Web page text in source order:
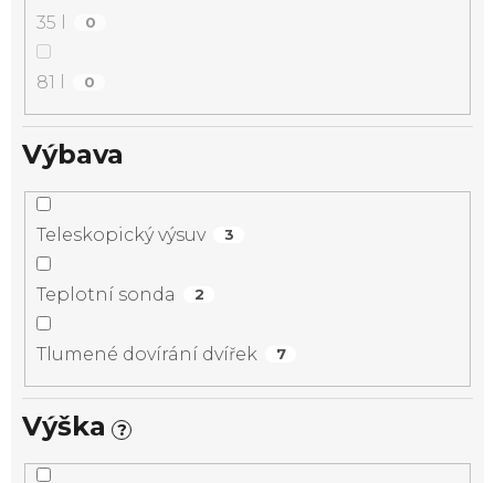
35 l 0
81 l 0
Výbava
Teleskopický výsuv 3
Teplotní sonda 2
Tlumené dovírání dvířek 7
Výška ?